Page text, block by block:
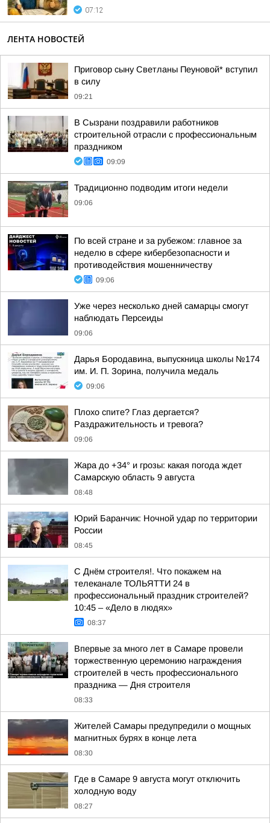
07:12
ЛЕНТА НОВОСТЕЙ
Приговор сыну Светланы Пеуновой* вступил
в силу
09:21
В Сызрани поздравили работников
строительной отрасли с профессиональным
праздником
09:09
Традиционно подводим итоги недели
09:06
По всей стране и за рубежом: главное за
неделю в сфере кибербезопасности и
противодействия мошенничеству
09:06
Уже через несколько дней самарцы смогут
наблюдать Персеиды
09:06
Дарья Бородавина, выпускница школы №174
им. И. П. Зорина, получила медаль
09:06
Плохо спите? Глаз дергается?
Раздражительность и тревога?
09:06
Жара до +34° и грозы: какая погода ждет
Самарскую область 9 августа
08:48
Юрий Баранчик: Ночной удар по территории
России
08:45
С Днём строителя!. Что покажем на
телеканале ТОЛЬЯТТИ 24 в
профессиональный праздник строителей?
10:45 – «Дело в людях»
08:37
Впервые за много лет в Самаре провели
торжественную церемонию награждения
строителей в честь профессионального
праздника — Дня строителя
08:33
Жителей Самары предупредили о мощных
магнитных бурях в конце лета
08:30
Где в Самаре 9 августа могут отключить
холодную воду
08:27